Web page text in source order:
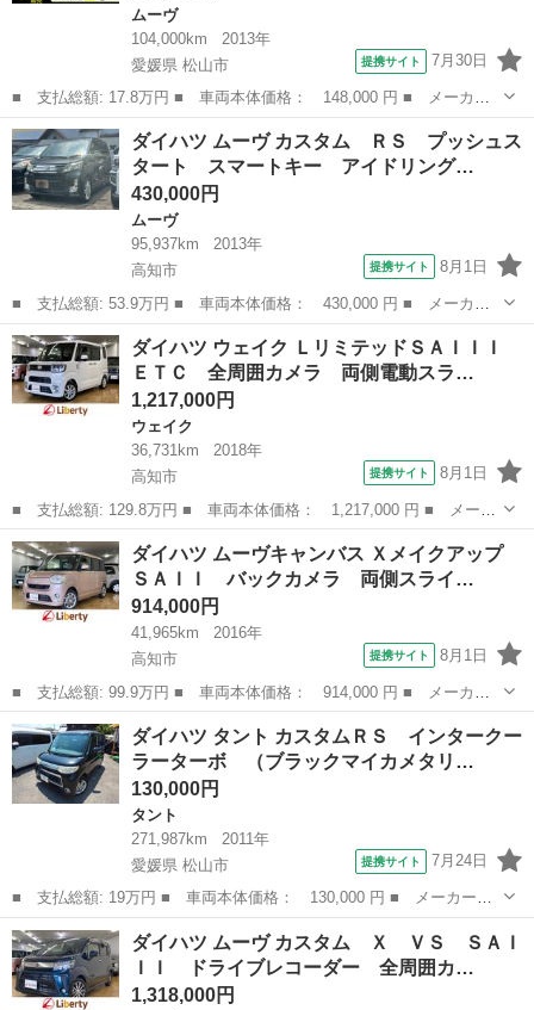
ムーヴ
104,000km
2013年
愛媛県 松山市
提携サイト 7月30日
■ 支払総額: 17.8万円 ■ 車両本体価格： 148,000 円 ■ メーカー
名： ダイハツ ■ 車種名： ムーヴ ■ グレード名： Ｌ ／ＣＤ
／アイドリングストップ／キーレスキー ■ 排気量： 660cc ■ ドア
枚...
愛媛 松山市 ムーヴ
ダイハツ ムーヴ カスタム ＲＳ プッシュス
タート スマートキー アイドリング…
430,000円
ムーヴ
95,937km
2013年
高知市
提携サイト 8月1日
■ 支払総額: 53.9万円 ■ 車両本体価格： 430,000 円 ■ メーカー
名： ダイハツ ■ 車種名： ムーヴ ■ グレード名： カスタム
ＲＳ プッシュスタート スマートキー アイドリングストップ オ
ートエアコン...
高知 高知市 ムーヴ
ダイハツ ウェイク ＬリミテッドＳＡＩＩＩ
ＥＴＣ 全周囲カメラ 両側電動スラ…
1,217,000円
ウェイク
36,731km
2018年
高知市
提携サイト 8月1日
■ 支払総額: 129.8万円 ■ 車両本体価格： 1,217,000 円 ■ メーカ
ー名： ダイハツ ■ 車種名： ウェイク ■ グレード名： Ｌリミ
テッドＳＡＩＩＩ ＥＴＣ 全周囲カメラ 両側電動スライドドア
ナビ Ｔ...
高知 高知市 ウェイク
ダイハツ ムーヴキャンバス Ｘメイクアップ
ＳＡＩＩ バックカメラ 両側スライ…
914,000円
41,965km
2016年
高知市
提携サイト 8月1日
■ 支払総額: 99.9万円 ■ 車両本体価格： 914,000 円 ■ メーカー
名： ダイハツ ■ 車種名： ムーヴキャンバス ■ グレード名：
Ｘメイクアップ ＳＡＩＩ バックカメラ 両側スライドドア ナ
ビ 衝突被害軽...
高知 高知市 ダイハツ
ダイハツ タント カスタムＲＳ インタークー
ラーターボ （ブラックマイカメタリ…
130,000円
タント
271,987km
2011年
愛媛県 松山市
提携サイト 7月24日
■ 支払総額: 19万円 ■ 車両本体価格： 130,000 円 ■ メーカー
名： ダイハツ ■ 車種名： タント ■ グレード名： カスタムＲ
Ｓ インタークーラーターボ （ブラックマイカメタリック） ■ 排
気量： 660...
愛媛 松山市 タント
ダイハツ ムーヴ カスタム Ｘ ＶＳ ＳＡＩ
ＩＩ ドライブレコーダー 全周囲カ…
1,318,000円